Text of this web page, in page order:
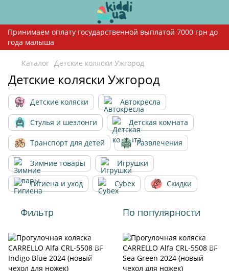
Принимаем оплату государственной выплатой 7000 грн до
года малыша
Каталог Детские коляски Ужгород
Детские коляски Ужгород
Детские коляски Автокресла
Стулья и шезлонги Детская комната
Транспорт для детей Развлечения
Зимние товары Игрушки
Гигиена и уход Cybex Скидки
Фильтр По популярности